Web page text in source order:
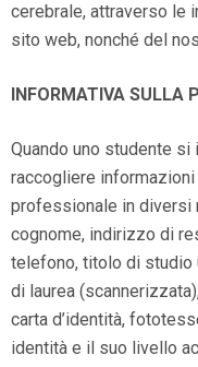
cerebrale, attraverso le
sito web, nonché del
INFORMATIVA SULLA
Quando uno studente
raccogliere
professionale in diversi
cognome, indirizzo di
telefono, titolo di studio
di laurea
carta d’identità,
identità e il suo livello